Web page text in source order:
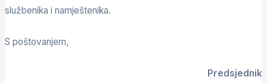
službenika i namještenika.
S poštovanjem,
Predsjednik